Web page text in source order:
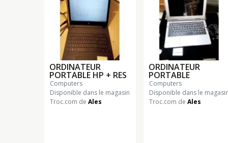
ORDINATEUR
PORTABLE HP + RES
computers
Disponible dans le magasin
Troc.com de Ales
ORDINATEUR
PORTABLE
computers
Disponible dans le
Troc.com de Ales